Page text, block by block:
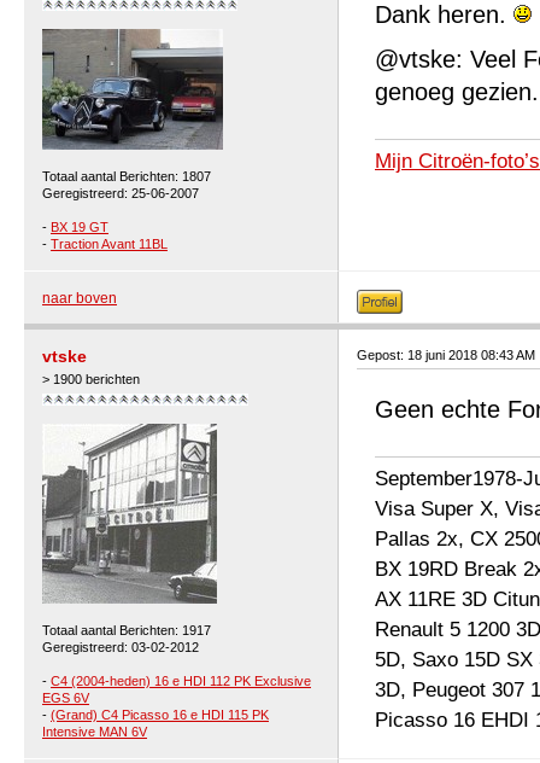
Totaal aantal Berichten: 1807
Geregistreerd: 25-06-2007
- BX 19 GT
- Traction Avant 11BL
Dank heren.
@vtske: Veel
genoeg
Mijn Citroën-foto’s
naar boven
vtske
> 1900 berichten
Totaal aantal Berichten: 1917
Geregistreerd: 03-02-2012
- C4 (2004-heden) 16 e HDI 112 PK Exclusive
EGS 6V
- (Grand) C4 Picasso 16 e HDI 115 PK
Intensive MAN 6V
Gepost: 18 juni 2018 08:43 AM
Geen echte
September1978-
Visa Super X,
Pallas 2x, CX
BX 19RD Break
AX 11RE 3D
Renault 5 1200
5D, Saxo 15D
3D, Peugeot 307
Picasso 16 EHDI